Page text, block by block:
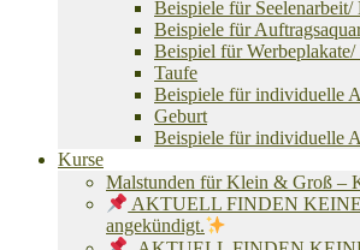
Beispiele für
Beispiele für
Beispiel für
Taufe
Beispiele für individuelle
Geburt
Beispiele für individuelle
Kurse
Malstunden für Klein & Groß –
AKTUELL FINDEN KEINE
angekündigt.